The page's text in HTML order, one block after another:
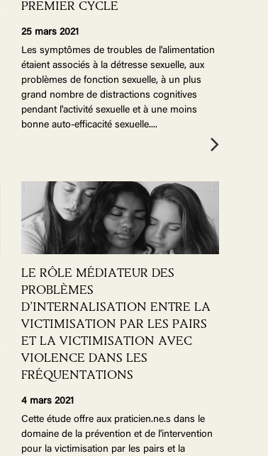
PREMIER CYCLE
25 mars 2021
Les symptômes de troubles de l'alimentation
étaient associés à la détresse sexuelle, aux
problèmes de fonction sexuelle, à un plus
grand nombre de distractions cognitives
pendant l'activité sexuelle et à une moins
bonne auto-efficacité sexuelle....
LE RÔLE MÉDIATEUR DES
PROBLÈMES
D’INTERNALISATION ENTRE LA
VICTIMISATION PAR LES PAIRS
ET LA VICTIMISATION AVEC
VIOLENCE DANS LES
FRÉQUENTATIONS
4 mars 2021
Cette étude offre aux praticien.ne.s dans le
domaine de la prévention et de l'intervention
pour la victimisation par les pairs et la